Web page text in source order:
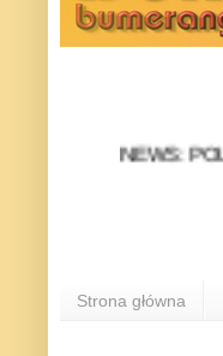
NEWS:
Strona główna